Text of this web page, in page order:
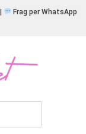
Frag per WhatsApp